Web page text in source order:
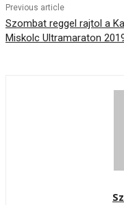
Previous article
Szombat reggel rajtol a
Miskolc Ultramaraton